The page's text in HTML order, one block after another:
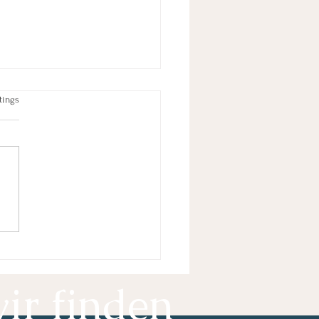
finden